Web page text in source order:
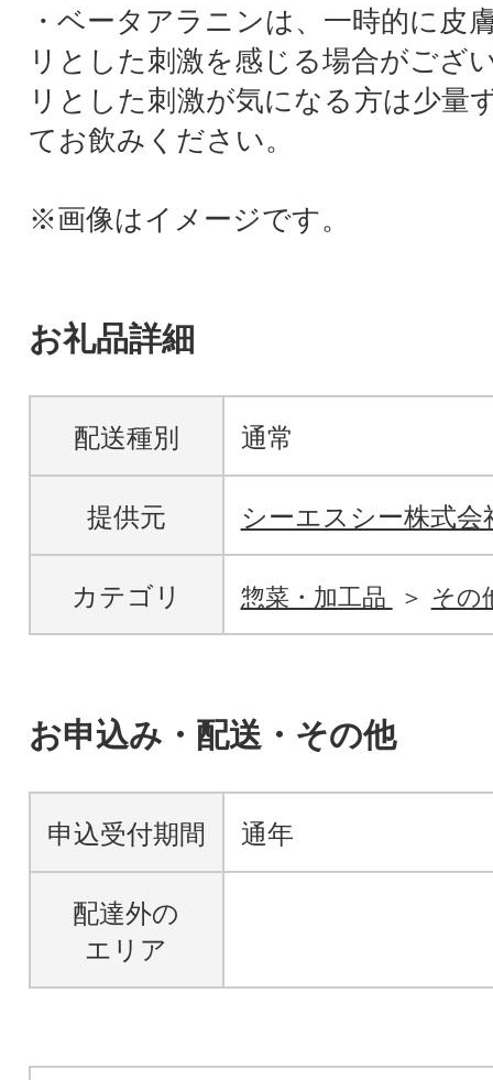
・ベータアラニンは、一時的に皮
リとした刺激を感じる場合がござ
リとした刺激が気になる方は少量
てお飲みください。
※画像はイメージです。
お礼品詳細
配送種別 通常
提供元 シーエスシー株式会
カテゴリ 惣菜・加工品 その
お申込み・配送・その他
申込受付期間 通年
配達外の
エリア